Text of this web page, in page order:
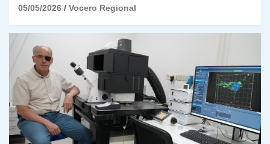
05/05/2026 Vocero Regional